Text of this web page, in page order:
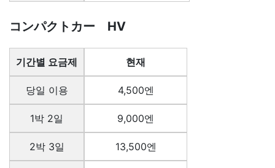
コンパクトカー HV
기간별 요금제
당일 이용
1박 2일
2박 3일
현재
4,500엔
9,000엔
13,500엔